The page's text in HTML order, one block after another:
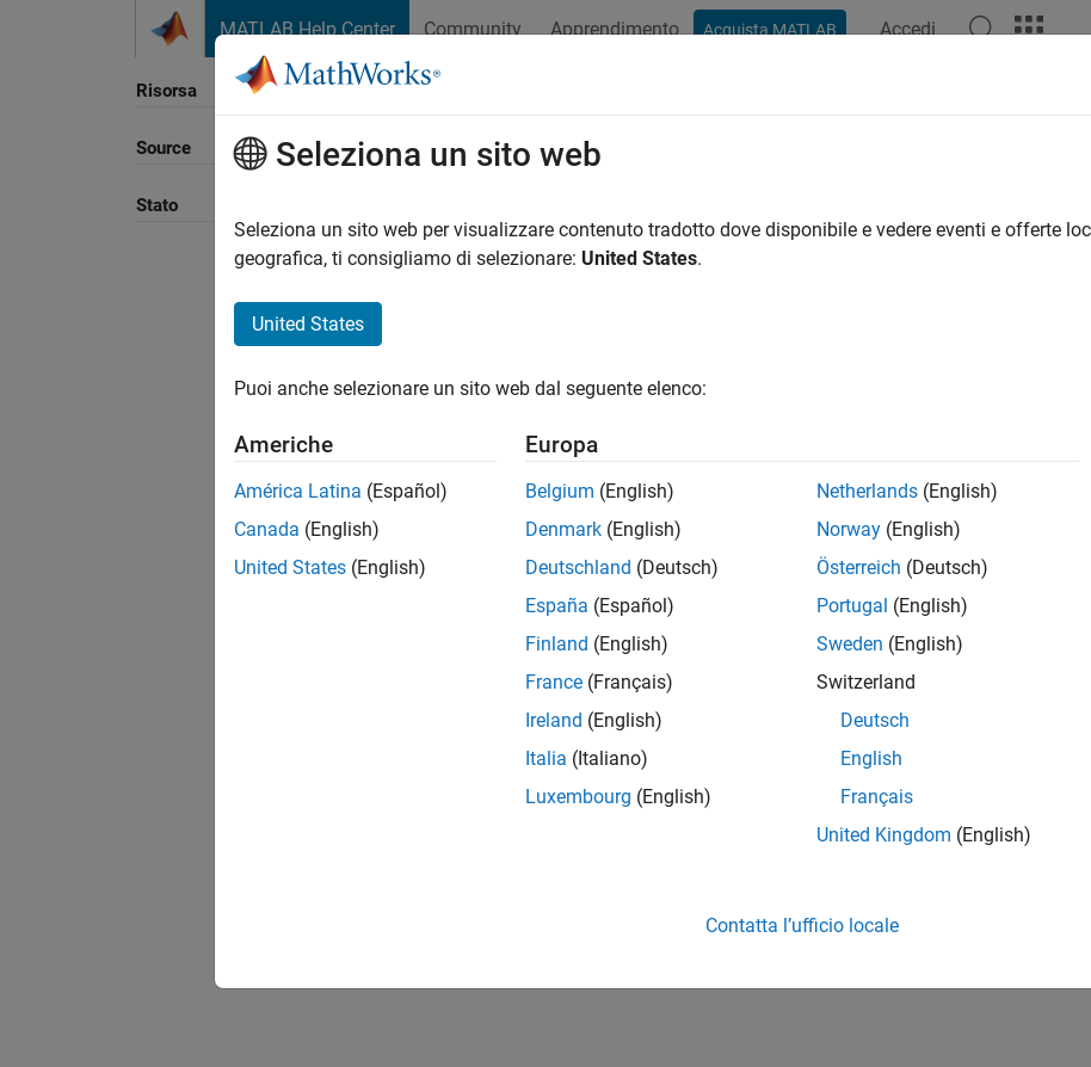
MATLAB Help Center Community Apprendimento Acquista MATLAB Accedi
Risorsa
Source
Stato
Ordina per
Seleziona un sito web
Seleziona un sito web per visualizzare contenuto tradotto dove disponibile e vedere eventi e offerte
geografica, ti consigliamo di selezionare: United States.
United States
Puoi anche selezionare un sito web dal seguente elenco:
Americhe
América Latina (Español)
Canada (English)
United States (English)
Europa
Belgium (English)
Denmark (English)
Deutschland (Deutsch)
España (Español)
Finland (English)
France (Français)
Ireland (English)
Italia (Italiano)
Luxembourg (English)
Netherlands (English)
Norway (English)
Österreich (Deutsch)
Portugal (English)
Sweden (English)
Switzerland
Deutsch
English
Français
United Kingdom (English)
Contatta l’ufficio locale